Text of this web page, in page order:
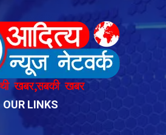
OUR LINKS